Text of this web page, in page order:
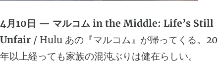
4月10日 — マルコム in the Middle: Life’s Still
Unfair / Hulu あの『マルコム』が帰ってくる。20
年以上経っても家族の混沌ぶりは健在らしい。